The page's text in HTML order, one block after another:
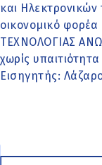
και Ηλεκτρονικών
οικονομικό
ΤΕΧΝΟΛΟΓΙΑΣ
χωρίς
Εισηγητής: